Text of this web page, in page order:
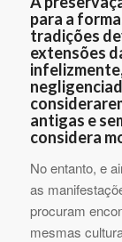
para a
tradições
extensões
antigas e
considera
No entanto, e
as
procuram
mesmas